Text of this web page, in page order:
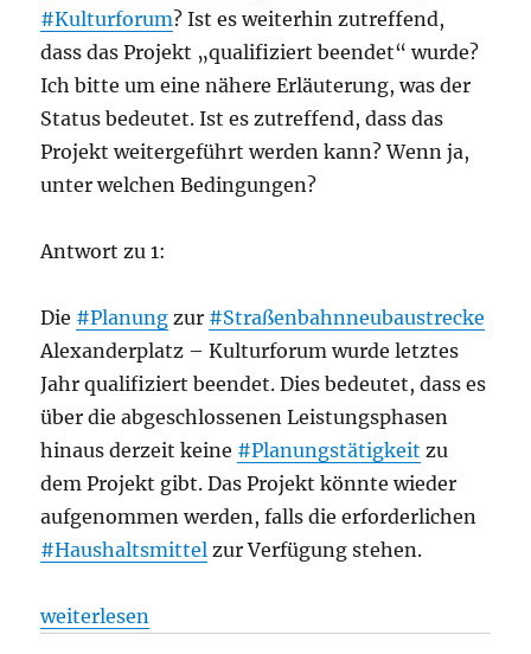
#Kulturforum? Ist es weiterhin zutreffend,
dass das Projekt „qualifiziert beendet“ wurde?
Ich bitte um eine nähere Erläuterung, was der
Status bedeutet. Ist es zutreffend, dass das
Projekt weitergeführt werden kann? Wenn ja,
unter welchen Bedingungen?
Antwort zu 1:
Die #Planung zur #Straßenbahnneubaustrecke
Alexanderplatz – Kulturforum wurde letztes
Jahr qualifiziert beendet. Dies bedeutet, dass es
über die abgeschlossenen Leistungsphasen
hinaus derzeit keine #Planungstätigkeit zu
dem Projekt gibt. Das Projekt könnte wieder
aufgenommen werden, falls die erforderlichen
#Haushaltsmittel zur Verfügung stehen.
„Status des Straßenbahnprojekts Alexanderplatz-
weiterlesen